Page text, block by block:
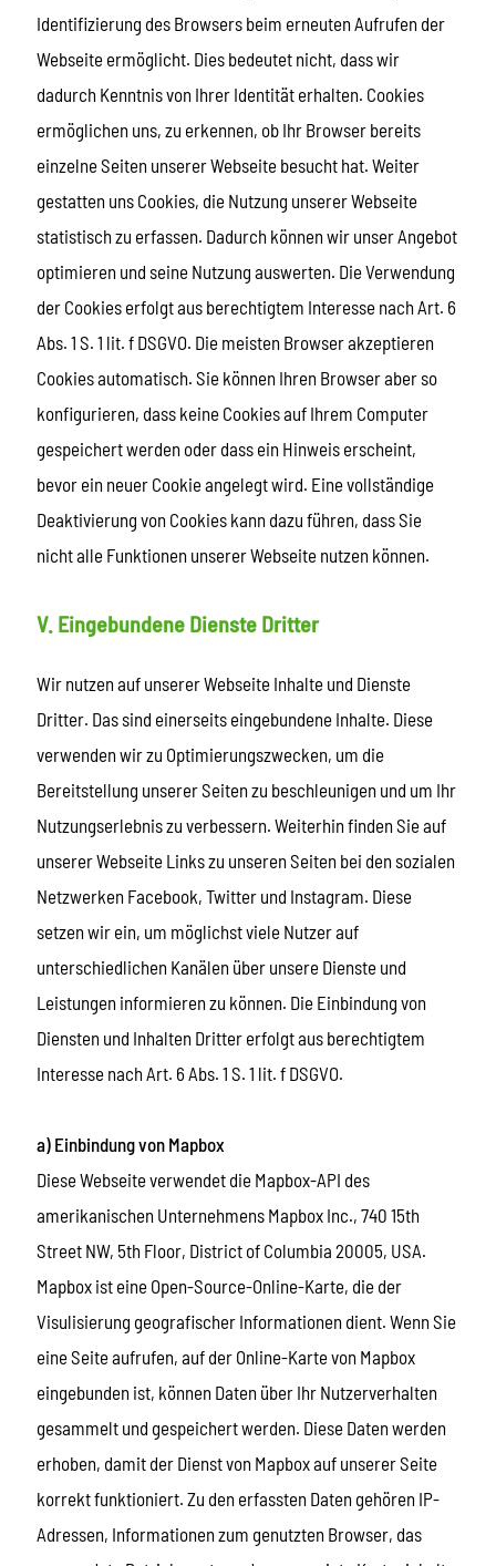
Identifizierung des Browsers beim erneuten Aufrufen der
Webseite ermöglicht. Dies bedeutet nicht, dass wir
dadurch Kenntnis von Ihrer Identität erhalten. Cookies
ermöglichen uns, zu erkennen, ob Ihr Browser bereits
einzelne Seiten unserer Webseite besucht hat. Weiter
gestatten uns Cookies, die Nutzung unserer Webseite
statistisch zu erfassen. Dadurch können wir unser Angebot
optimieren und seine Nutzung auswerten. Die Verwendung
der Cookies erfolgt aus berechtigtem Interesse nach Art. 6
Abs. 1 S. 1 lit. f DSGVO. Die meisten Browser akzeptieren
Cookies automatisch. Sie können Ihren Browser aber so
konfigurieren, dass keine Cookies auf Ihrem Computer
gespeichert werden oder dass ein Hinweis erscheint,
bevor ein neuer Cookie angelegt wird. Eine vollständige
Deaktivierung von Cookies kann dazu führen, dass Sie
nicht alle Funktionen unserer Webseite nutzen können.
V. Eingebundene Dienste Dritter
Wir nutzen auf unserer Webseite Inhalte und Dienste
Dritter. Das sind einerseits eingebundene Inhalte. Diese
verwenden wir zu Optimierungszwecken, um die
Bereitstellung unserer Seiten zu beschleunigen und um Ihr
Nutzungserlebnis zu verbessern. Weiterhin finden Sie auf
unserer Webseite Links zu unseren Seiten bei den sozialen
Netzwerken Facebook, Twitter und Instagram. Diese
setzen wir ein, um möglichst viele Nutzer auf
unterschiedlichen Kanälen über unsere Dienste und
Leistungen informieren zu können. Die Einbindung von
Diensten und Inhalten Dritter erfolgt aus berechtigtem
Interesse nach Art. 6 Abs. 1 S. 1 lit. f DSGVO.
a) Einbindung von Mapbox
Diese Webseite verwendet die Mapbox-API des
amerikanischen Unternehmens Mapbox Inc., 740 15th
Street NW, 5th Floor, District of Columbia 20005, USA.
Mapbox ist eine Open-Source-Online-Karte, die der
Visulisierung geografischer Informationen dient. Wenn Sie
eine Seite aufrufen, auf der Online-Karte von Mapbox
eingebunden ist, können Daten über Ihr Nutzerverhalten
gesammelt und gespeichert werden. Diese Daten werden
erhoben, damit der Dienst von Mapbox auf unserer Seite
korrekt funktioniert. Zu den erfassten Daten gehören IP-
Adressen, Informationen zum genutzten Browser, das